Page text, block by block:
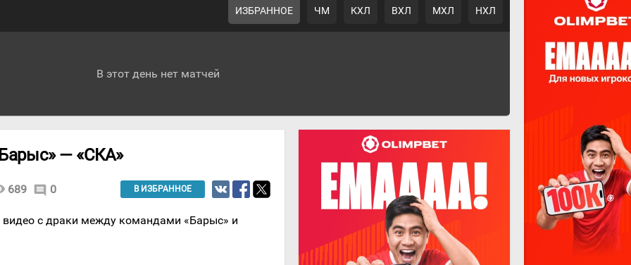
ИЗБРАННОЕ ЧМ КХЛ ВХЛ МХЛ НХЛ
В этот день нет матчей
— «СКА»
689 comment 0 В ИЗБРАННОЕ
с драки между командами «Барыс» и